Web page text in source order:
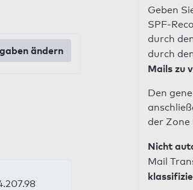
ändern
Geben
SPF-
durch
durch
Mails zu
Den
der Zone
Nicht
Mail